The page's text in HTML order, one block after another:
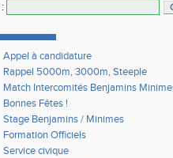
:
Appel à candidature
Rappel 5000m, 3000m, Steeple
Match Intercomités Benjamins
Bonnes Fêtes !
Stage Benjamins / Minimes
Formation Officiels
Service civique